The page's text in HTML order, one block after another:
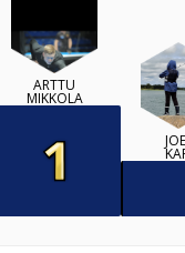
ARTTU
MIKKOLA